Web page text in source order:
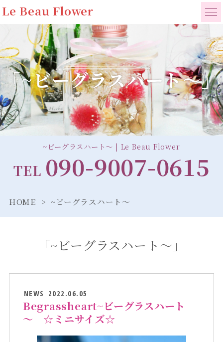
Le Beau Flower
「~ビーグラスハート～」
~ビーグラスハート～ | Le Beau Flower
TEL 090-9007-0615
HOME ~ビーグラスハート～
「~ビーグラスハート～」
NEWS 2022.06.05
Begrassheart~ビーグラスハート
～ ☆ミニサイズ☆